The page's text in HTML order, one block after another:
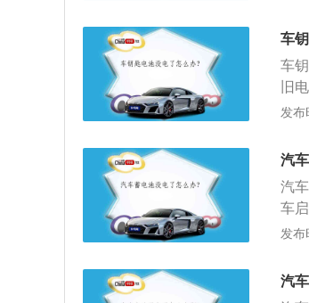
供
汽
车
车
旧
部
地
开
发布
汽
汽
车
定
正
不
发布
汽